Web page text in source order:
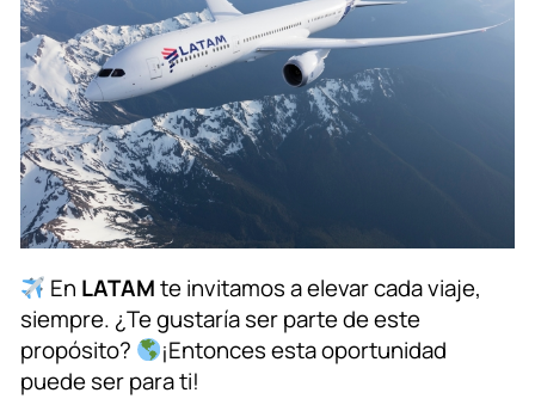
En LATAMte invitamos a elevar cada viaje,
siempre. ¿Te gustaría ser parte de este
propósito?
¡Entonces esta oportunidad
puede ser para ti!